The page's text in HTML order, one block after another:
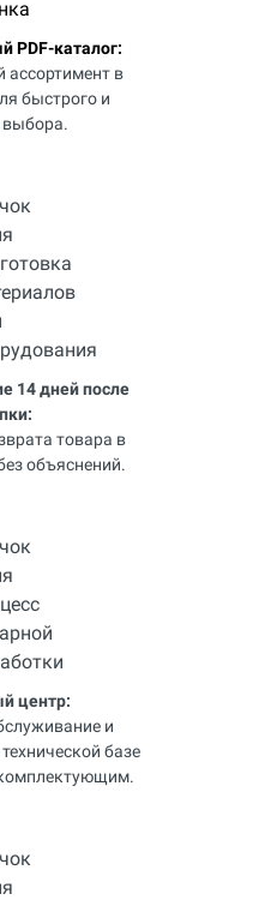
PDF-каталог:
ассортимент в
быстрого и
выбора.
14 дней после
товара в
объяснений.
центр:
и
базе